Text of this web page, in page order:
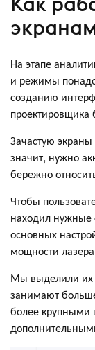
На этапе
и режимы
созданию
проектировщика
Зачастую
значит, нужно
бережно
Чтобы
находил нужные
основных
мощности
Мы выделили их
занимают
более крупными